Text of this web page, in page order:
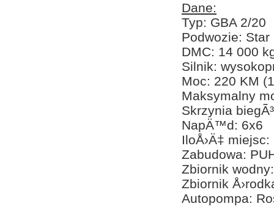
Dane:
Typ: GBA 2/20
Podwozie: Star
DMC: 14 000
Silnik:
Moc: 220 KM
Maksymalny
Skrzynia
NapÄ™d: 6x6
IloÅ›Ä‡
Zabudowa:
Zbiornik
Zbiornik
Autopompa: